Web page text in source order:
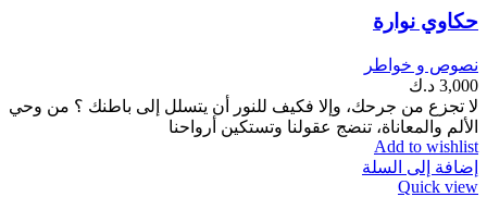
حكاوي نوارة
نصوص و خواطر
3,000 د.ك
لا تجزع من جرحك، وإلا فكيف للنور أن يتسلل إلى باطنك ؟ من وحي
الألم والمعاناة، تنضج عقولنا وتستكين أرواحنا
Add to wishlist
إضافة إلى السلة
Quick view